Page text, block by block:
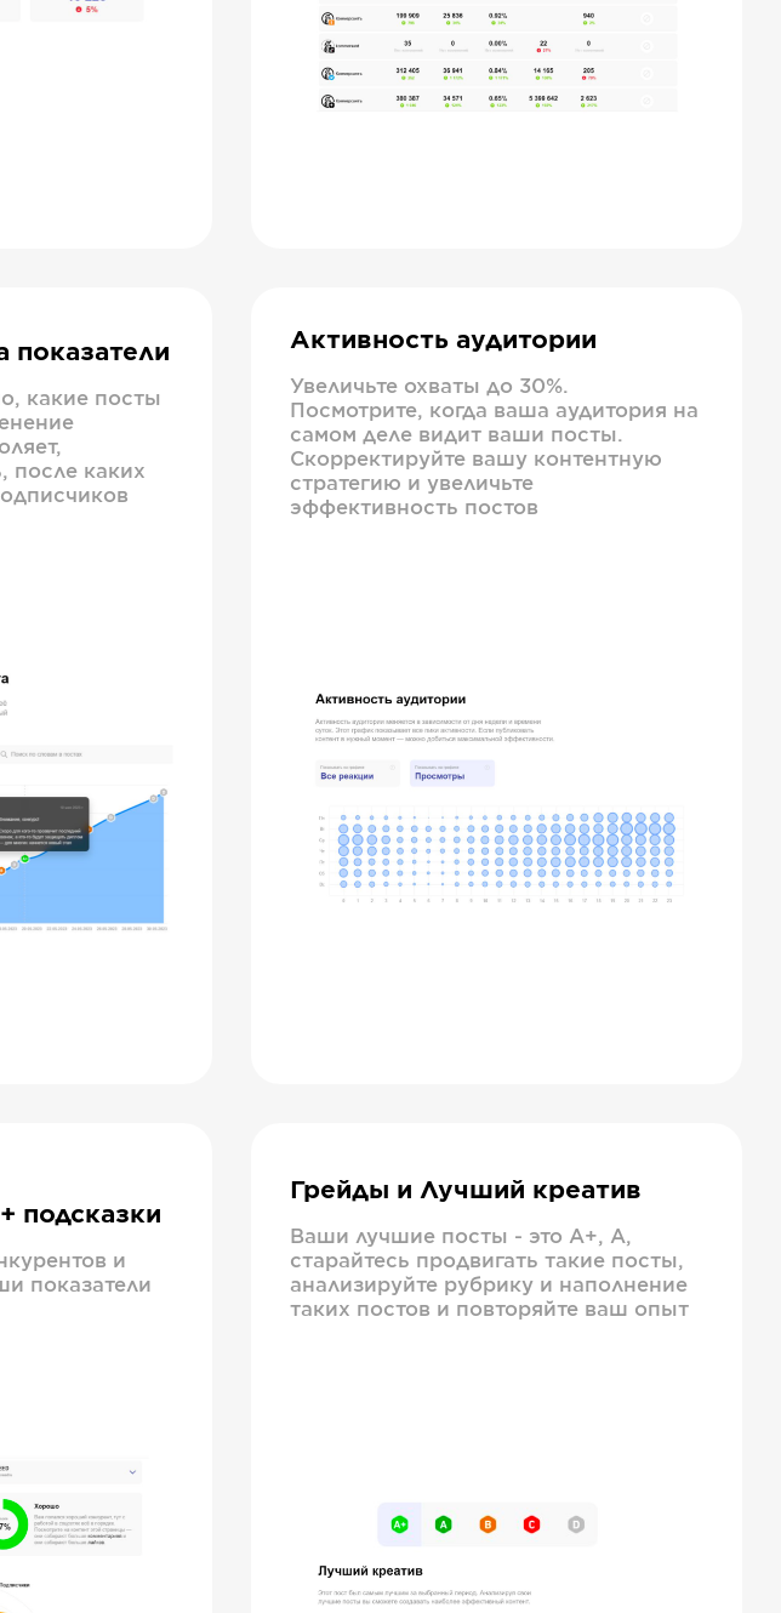
показатели
какие посты
после каких
Активность аудитории
Увеличьте охваты до 30%.
Посмотрите, когда ваша аудитория на
самом деле видит ваши посты.
Скорректируйте вашу контентную
стратегию и увеличьте
эффективность постов
подсказки
и
показатели
Грейды и Лучший креатив
Ваши лучшие посты - это А+, А,
старайтесь продвигать такие посты,
анализируйте рубрику и наполнение
таких постов и повторяйте ваш опыт